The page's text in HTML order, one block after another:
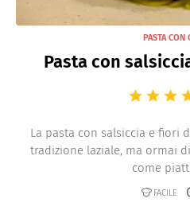
PASTA CON
Pasta con
La pasta con salsiccia e fiori
tradizione laziale, ma ormai
come
FACILE